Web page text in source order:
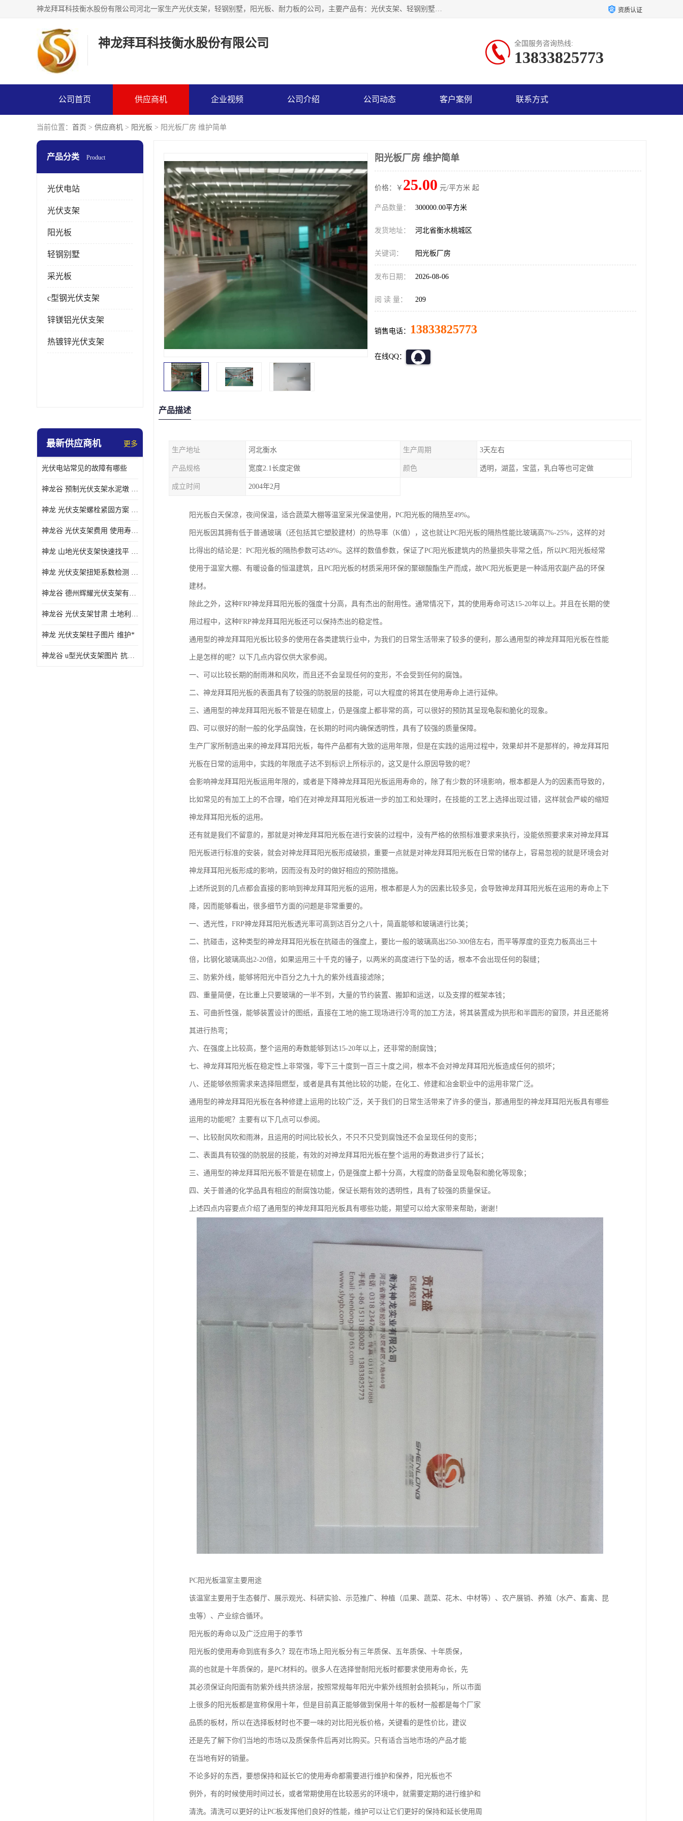
神龙拜耳科技衡水股份有限公司河北一家生产光伏支架，轻钢别墅，阳光板、耐力板的公司，主要产品有：光伏支架、轻钢别墅、阳光板、耐力板、采光板等，公司参与制定了多项标准。 资质认证
神龙拜耳科技衡水股份有限公司 全国服务咨询热线:
13833825773
公司首页 供应商机 企业视频 公司介绍 公司动态 客户案例 联系方式
当前位置： 首页 > 供应商机 > 阳光板 > 阳光板厂房 维护简单
产品分类 Product
光伏电站
光伏支架
阳光板
轻钢别墅
采光板
c型钢光伏支架
锌镁铝光伏支架
热镀锌光伏支架
最新供应商机 更多
光伏电站常见的故障有哪些
神龙谷 预制光伏支架水泥墩 抗震性能优
神龙 光伏支架螺栓紧固方案 土地利用率高
神龙谷 光伏支架费用 使用寿命长
神龙 山地光伏支架快速找平 抗风耐压
神龙 光伏支架扭矩系数检测 适应性强
神龙谷 德州辉耀光伏支架有限公司 材质多样
神龙谷 光伏支架甘肃 土地利用率高
神龙 光伏支架柱子图片 维护*
神龙谷 u型光伏支架图片 抗紫外线
阳光板厂房 维护简单
价格：￥ 25.00 元/平方米 起
产品数量： 300000.00平方米
发货地址： 河北省衡水桃城区
关键词： 阳光板厂房
发布日期： 2026-08-06
阅 读 量： 209
销售电话： 13833825773
在线QQ：
产品描述
生产地址 河北衡水 生产周期 3天左右
产品规格 宽度2.1长度定做 颜色 透明，湖蓝，宝蓝，乳白等也可定做
成立时间 2004年2月
阳光板白天保凉，夜间保温，适合蔬菜大棚等温室采光保温使用，PC阳光板的隔热至49%。
阳光板因其拥有低于普通玻璃（还包括其它塑胶建材）的热导率（K值），这也就让PC阳光板的隔热性能比玻璃高7%-25%，这样的对
比得出的结论是：PC阳光板的隔热参数可达49%。这样的数值参数，保证了PC阳光板建筑内的热量损失非常之低，所以PC阳光板经常
使用于温室大棚、有暖设备的恒温建筑，且PC阳光板的材质采用环保的聚碳酸酯生产而成，故PC阳光板更是一种适用农副产品的环保
建材。
除此之外，这种FRP神龙拜耳阳光板的强度十分高，具有杰出的耐用性。通常情况下，其的使用寿命可达15-20年以上。并且在长期的使
用过程中，这种FRP神龙拜耳阳光板还可以保持杰出的稳定性。
通用型的神龙拜耳阳光板比较多的使用在各类建筑行业中，为我们的日常生活带来了较多的便利，那么通用型的神龙拜耳阳光板在性能
上是怎样的呢？以下几点内容仅供大家参阅。
一、可以比较长期的耐雨淋和风吹，而且还不会呈现任何的变形，不会受到任何的腐蚀。
二、神龙拜耳阳光板的表面具有了较强的防脱层的技能，可以大程度的将其在使用寿命上进行延伸。
三、通用型的神龙拜耳阳光板不管是在韧度上，仍是强度上都非常的高，可以很好的预防其呈现龟裂和脆化的现象。
四、可以很好的耐一般的化学品腐蚀，在长期的时间内确保透明性，具有了较强的质量保障。
生产厂家所制造出来的神龙拜耳阳光板，每件产品都有大致的运用年限，但是在实践的运用过程中，效果却并不是那样的，神龙拜耳阳
光板在日常的运用中，实践的年限底子达不到标识上所标示的，这又是什么原因导致的呢？
会影响神龙拜耳阳光板运用年限的，或者是下降神龙拜耳阳光板运用寿命的，除了有少数的环境影响，根本都是人为的因素而导致的，
比如常见的有加工上的不合理，咱们在对神龙拜耳阳光板进一步的加工和处理时，在技能的工艺上选择出现过错，这样就会严峻的缩短
神龙拜耳阳光板的运用。
还有就是我们不留意的，那就是对神龙拜耳阳光板在进行安装的过程中，没有严格的依照标准要求来执行，没能依照要求来对神龙拜耳
阳光板进行标准的安装，就会对神龙拜耳阳光板形成破损，重要一点就是对神龙拜耳阳光板在日常的储存上，容易忽视的就是环境会对
神龙拜耳阳光板形成的影响，因而没有及时的做好相应的预防措施。
上述所说到的几点都会直接的影响到神龙拜耳阳光板的运用，根本都是人为的因素比较多见，会导致神龙拜耳阳光板在运用的寿命上下
降，因而能够看出，很多细节方面的问题是非常重要的。
一、透光性，FRP神龙拜耳阳光板透光率可高到达百分之八十，简直能够和玻璃进行比美；
二、抗碰击，这种类型的神龙拜耳阳光板在抗碰击的强度上，要比一般的玻璃高出250-300倍左右，而平等厚度的亚克力板高出三十
倍，比钢化玻璃高出2-20倍，如果运用三十千克的锤子，以两米的高度进行下坠的话，根本不会出现任何的裂缝；
三、防紫外线，能够将阳光中百分之九十九的紫外线直接滤除；
四、重量简便，在比重上只要玻璃的一半不到，大量的节约装置、搬卸和运送，以及支撑的框架本钱；
五、可曲折性强，能够装置设计的图纸，直接在工地的施工现场进行冷弯的加工方法，将其装置成为拱形和半圆形的窗顶，并且还能将
其进行热弯；
六、在强度上比较高，整个运用的寿数能够到达15-20年以上，还非常的耐腐蚀；
七、神龙拜耳阳光板在稳定性上非常强，零下三十度到一百三十度之间，根本不会对神龙拜耳阳光板造成任何的损坏；
八、还能够依照需求来选择阻燃型，或者是具有其他比较的功能，在化工、修建和冶金职业中的运用非常广泛。
通用型的神龙拜耳阳光板在各种修建上运用的比较广泛，关于我们的日常生活带来了许多的便当，那通用型的神龙拜耳阳光板具有哪些
运用的功能呢？主要有以下几点可以参阅。
一、比较耐风吹和雨淋，且运用的时间比较长久，不只不只受到腐蚀还不会呈现任何的变形；
二、表面具有较强的防脱层的技能，有效的对神龙拜耳阳光板在整个运用的寿数进步行了延长；
三、通用型的神龙拜耳阳光板不管是在韧度上，仍是强度上都十分高，大程度的防备呈现龟裂和脆化等现象；
四、关于普通的化学品具有相应的耐腐蚀功能，保证长期有效的透明性，具有了较强的质量保证。
上述四点内容要点介绍了通用型的神龙拜耳阳光板具有哪些功能，期望可以给大家带来帮助，谢谢！
PC阳光板温室主要用途
该温室主要用于生态餐厅、展示观光、科研实验、示范推广、种植（瓜果、蔬菜、花木、中材等）、农产展销、养殖（水产、畜禽、昆
虫等）、产业综合循环。
阳光板的寿命以及广泛应用于的季节
阳光板的使用寿命到底有多久？现在市场上阳光板分有三年质保、五年质保、十年质保，
高的也就是十年质保的，是PC材料的。很多人在选择誉耐阳光板时都要求使用寿命长，先
其必须保证向阳面有防紫外线共挤涂层，按照常规每年阳光中紫外线照射会损耗5μ，所以市面
上很多的阳光板都是宣称保用十年，但是目前真正能够做到保用十年的板材一般都是每个厂家
品质的板材，所以在选择板材时也不要一味的对比阳光板价格，关键看的是性价比，建议
还是先了解下你们当地的市场以及质保条件后再对比购买。只有适合当地市场的产品才能
在当地有好的销量。
不论多好的东西，要想保持和延长它的使用寿命都需要进行维护和保养，阳光板也不
例外，有的时候使用时间过长，或者常期使用在比较恶劣的环境中，就需要定期的进行维护和
清洗。清洗可以更好的让PC板发挥他们良好的性能，维护可以让它们更好的保持和延长使用周